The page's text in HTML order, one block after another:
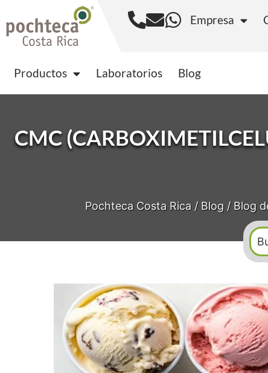
Empresa
Productos Laboratorios Blog
CMC
Pochteca Costa Rica / Blog / Blog